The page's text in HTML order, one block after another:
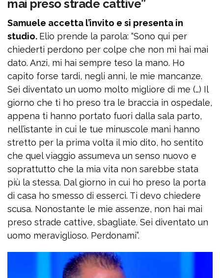
mai preso strade cattive”
Samuele accetta l’invito e si presenta in
studio. Elio prende la parola: “Sono qui per
chiederti perdono per colpe che non mi hai mai
dato. Anzi, mi hai sempre teso la mano. Ho
capito forse tardi, negli anni, le mie mancanze.
Sei diventato un uomo molto migliore di me (…) Il
giorno che ti ho preso tra le braccia in ospedale,
appena ti hanno portato fuori dalla sala parto,
nell’istante in cui le tue minuscole mani hanno
stretto per la prima volta il mio dito, ho sentito
che quel viaggio assumeva un senso nuovo e
soprattutto che la mia vita non sarebbe stata
più la stessa. Dal giorno in cui ho preso la porta
di casa ho smesso di esserci. Ti devo chiedere
scusa. Nonostante le mie assenze, non hai mai
preso strade cattive, sbagliate. Sei diventato un
uomo meraviglioso. Perdonami”.